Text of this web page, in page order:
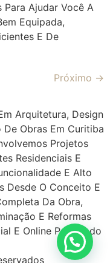
Para Ajudar Você A
Equipada,
E De
Próximo →
Arquitetura, Design
Obras Em Curitiba
Projetos
Residenciais E
E Alto
Desde O Conceito E
Da Obra,
E Reformas
E Online Para Todo